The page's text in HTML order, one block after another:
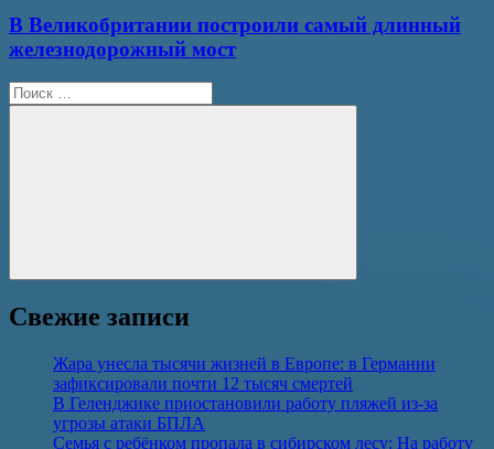
В Великобритании построили самый длинный
железнодорожный мост
Поиск
для:
Поиск
Свежие записи
Жара унесла тысячи жизней в Европе: в Германии
зафиксировали почти 12 тысяч смертей
В Геленджике приостановили работу пляжей из-за
угрозы атаки БПЛА
Семья с ребёнком пропала в сибирском лесу: На работу